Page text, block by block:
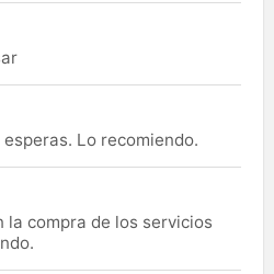
Lo recomiendo.
la compra de los servicios